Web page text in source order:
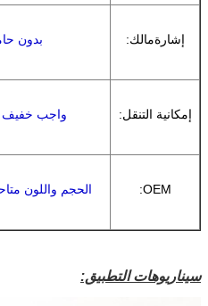
إشارةمالك: بدون
إمكانية التنقل: واجب خفيف
OEM: الحجم واللون
سيناريوهات التطبيق: